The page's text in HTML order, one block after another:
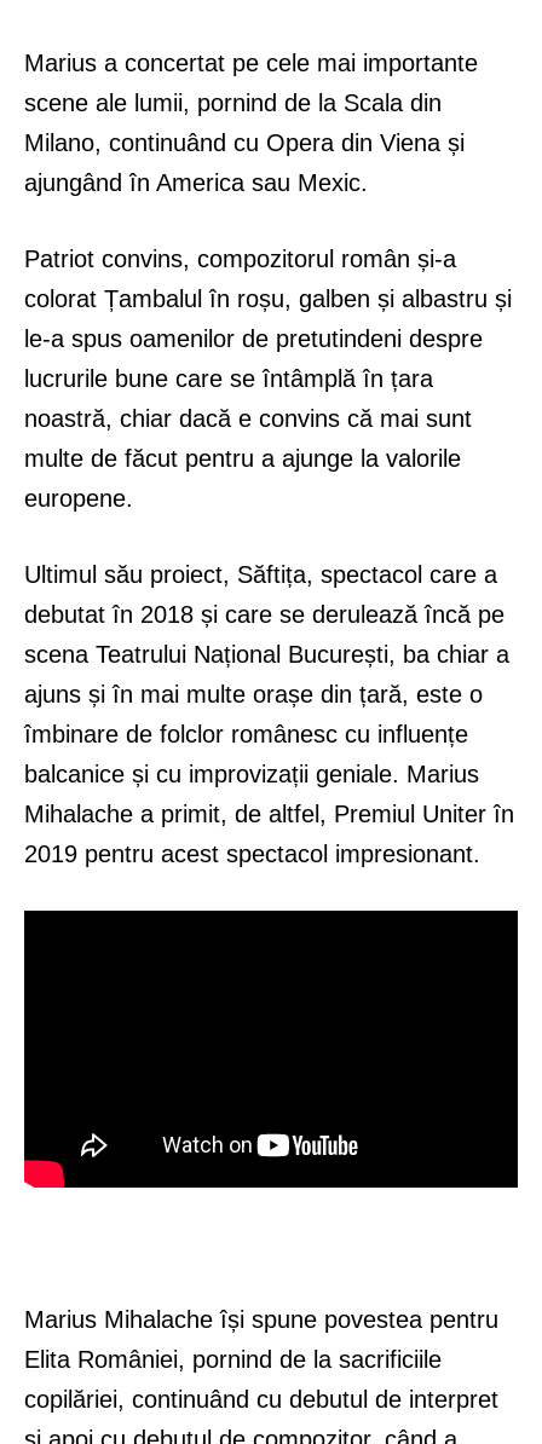
Marius a concertat pe cele mai importante
scene ale lumii, pornind de la Scala din
Milano, continuând cu Opera din Viena și
ajungând în America sau Mexic.
Patriot convins, compozitorul român și-a
colorat Țambalul în roșu, galben și albastru și
le-a spus oamenilor de pretutindeni despre
lucrurile bune care se întâmplă în țara
noastră, chiar dacă e convins că mai sunt
multe de făcut pentru a ajunge la valorile
europene.
Ultimul său proiect, Săftița, spectacol care a
debutat în 2018 și care se derulează încă pe
scena Teatrului Național București, ba chiar a
ajuns și în mai multe orașe din țară, este o
îmbinare de folclor românesc cu influențe
balcanice și cu improvizații geniale. Marius
Mihalache a primit, de altfel, Premiul Uniter în
2019 pentru acest spectacol impresionant.
Marius Mihalache își spune povestea pentru
Elita României, pornind de la sacrificiile
copilăriei, continuând cu debutul de interpret